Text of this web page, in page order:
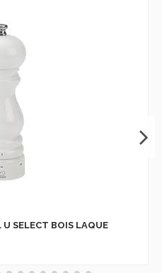
U SELECT BOIS LAQUE